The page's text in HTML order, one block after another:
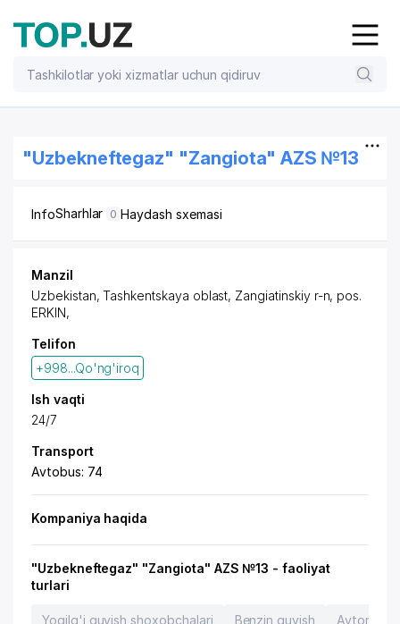
"Uzbekneftegaz" "Zangiota" AZS №13
InfoSharhlar 0 Haydash sxemasi
Manzil
Uzbekistan, Tashkentskaya oblast, Zangiatinskiy r-n, pos.
ERKIN,
Telifon
+998...Qo'ng'iroq
Ish vaqti
24/7
Transport
Avtobus: 74
Kompaniya haqida
"Uzbekneftegaz" "Zangiota" AZS №13 - faoliyat
turlari
Yoqilg'i quyish shoxobchalari Benzin quyish